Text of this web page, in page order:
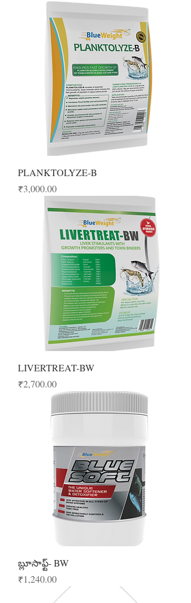
PLANKTOLYZE-B
Price
₹3,000.00
LIVERTREAT-BW
Price
₹2,700.00
బ్లూసాఫ్ట్- BW
Price
₹1,240.00